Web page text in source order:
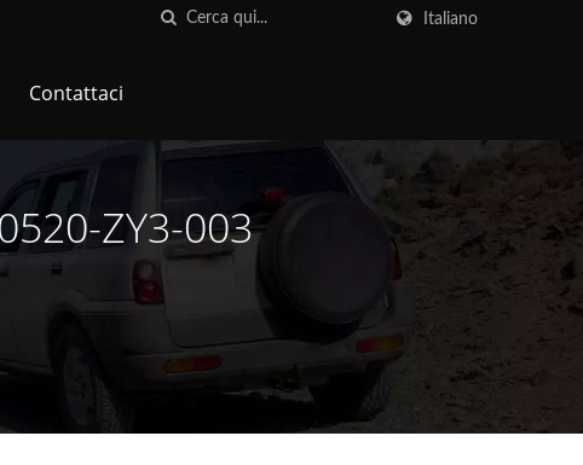
Italiano
Contattaci
ZY3-003